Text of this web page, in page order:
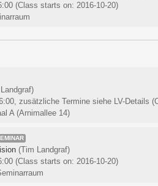
(Class starts on: 2016-10-20)
zusätzliche Termine siehe LV-Details
A (Arnimallee 14)
(Tim Landgraf)
(Class starts on: 2016-10-20)